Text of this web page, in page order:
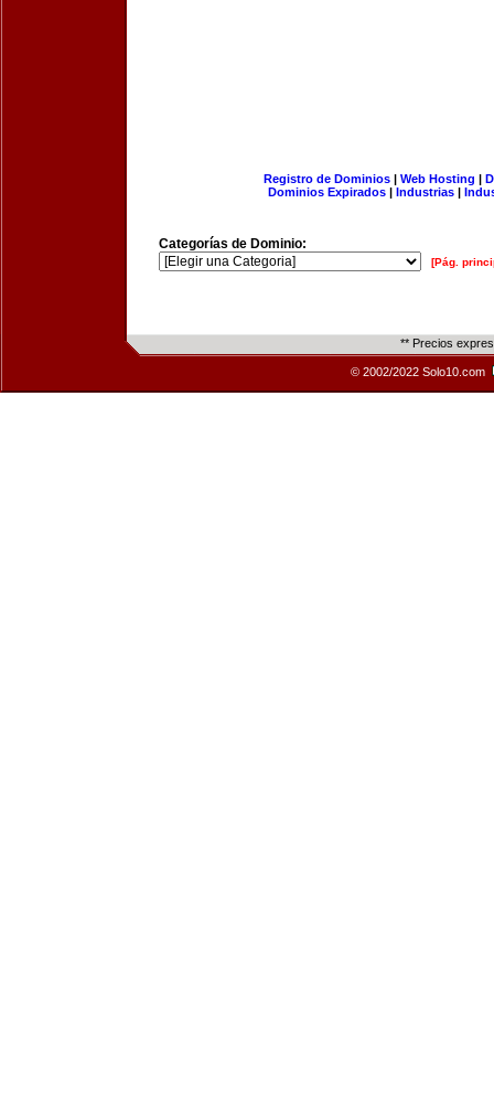
Registro de Dominios| Web Hosting |
Dominios Expirados | Industrias |
Categorías de Dominio:
[Pág.
** Precios
© 2002/2022 Solo10.com